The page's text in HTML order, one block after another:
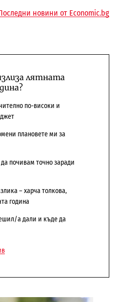
новини от Economic.bg
лятната
по-високи и
плановете ми за
почивам точно заради
– харча толкова,
година
а дали и къде да